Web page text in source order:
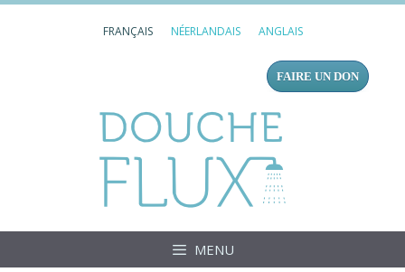
FRANÇAIS NÉERLANDAIS ANGLAIS
FAIRE UN DON
MENU